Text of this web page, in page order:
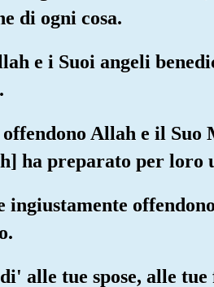
di ogni cosa.
e i Suoi angeli
Allah e il Suo
ha preparato per loro
ingiustamente
alle tue spose, alle